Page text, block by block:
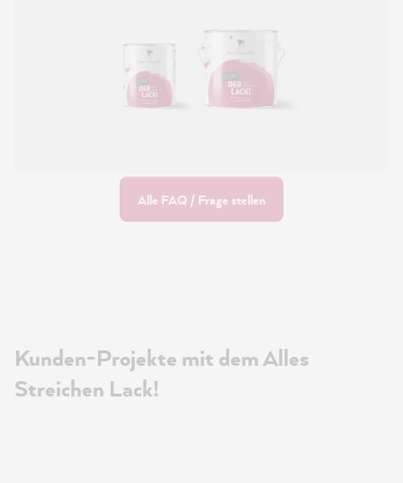
Alle FAQ / Frage stellen
Kunden-Projekte mit dem Alles
Streichen Lack!